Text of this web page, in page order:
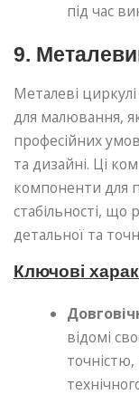
під час
9.
Металеві
для малювання,
професійних
та дизайні. Ці
компоненти для
стабільності,
детальної та
Ключові
відомі